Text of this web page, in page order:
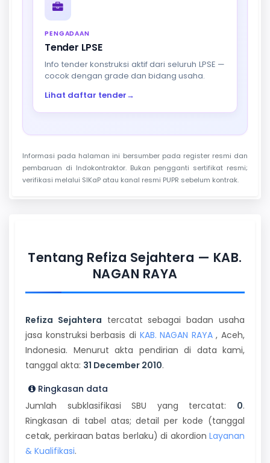
PENGADAAN
Tender LPSE
Info tender konstruksi aktif dari seluruh LPSE —
cocok dengan grade dan bidang usaha.
Lihat daftar tender→
Informasi pada halaman ini bersumber pada register resmi dan
pembaruan di Indokontraktor. Bukan pengganti sertifikat resmi;
verifikasi melalui SIKaP atau kanal resmi PUPR sebelum kontrak.
Tentang Refiza Sejahtera — KAB.
NAGAN RAYA
Refiza Sejahtera tercatat sebagai badan usaha
jasa konstruksi berbasis di KAB. NAGAN RAYA, Aceh,
Indonesia. Menurut akta pendirian di data kami,
tanggal akta: 31 December 2010.
Ringkasan data
Jumlah subklasifikasi SBU yang tercatat: 0.
Ringkasan di tabel atas; detail per kode (tanggal
cetak, perkiraan batas berlaku) di akordion Layanan
& Kualifikasi.